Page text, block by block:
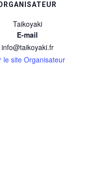
Taikoyaki
E-mail
info@taikoyaki.fr
le site Organisateur